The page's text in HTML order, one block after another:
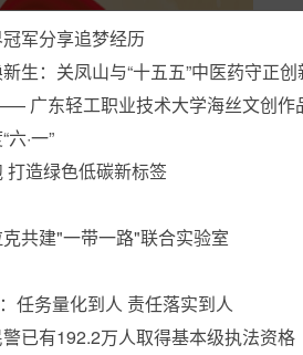
军分享追梦经历
生：关凤山与“十五五”中医药守正
广东轻工职业技术大学海丝文创作
·一”
打造绿色低碳新标签
共建"一带一路"联合实验室
任务量化到人 责任落实到人
已有192.2万人取得基本级执法资格